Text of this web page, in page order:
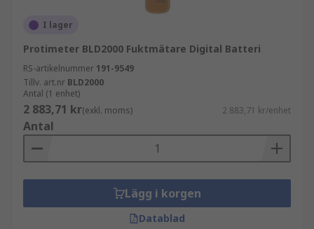
I lager
Protimeter BLD2000 Fuktmätare Digital Batteri
RS-artikelnummer 191-9549
Tillv. art.nr BLD2000
Antal (1 enhet)
2 883,71 kr(exkl. moms) 2 883,71 kr/enhet
Antal
Lägg i korgen
Datablad